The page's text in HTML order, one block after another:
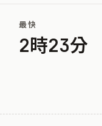
最快
2時23分